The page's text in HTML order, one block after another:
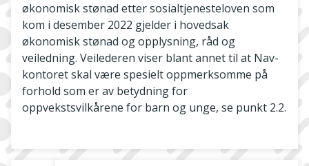
økonomisk stønad etter sosialtjenesteloven som
kom i desember 2022 gjelder i hovedsak
økonomisk stønad og opplysning, råd og
veiledning. Veilederen viser blant annet til at Nav-
kontoret skal være spesielt oppmerksomme på
forhold som er av betydning for
oppvekstsvilkårene for barn og unge, se punkt 2.2.